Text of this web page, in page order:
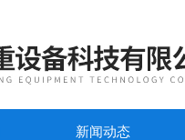
新闻动态